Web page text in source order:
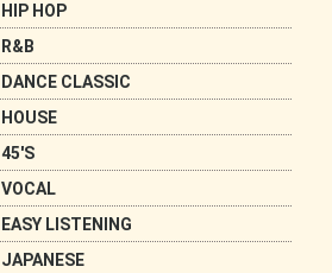
HIP HOP
R&B
DANCE CLASSIC
HOUSE
45'S
VOCAL
EASY LISTENING
JAPANESE